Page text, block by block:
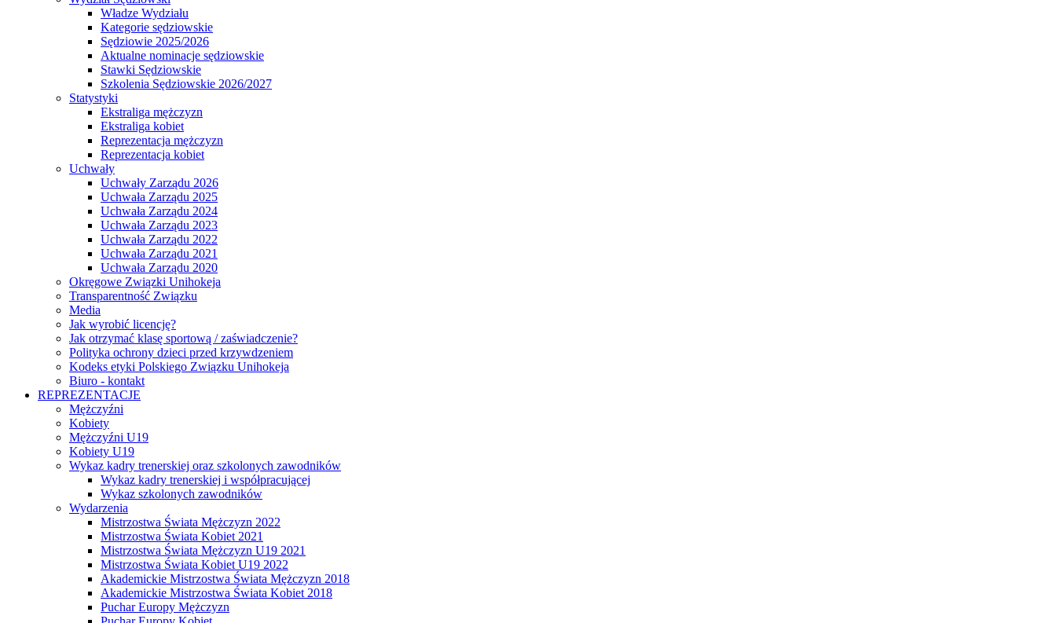
Władze Wydziału
Kategorie sędziowskie
Sędziowie 2025/2026
Aktualne nominacje sędziowskie
Stawki Sędziowskie
Szkolenia Sędziowskie 2026/2027
Statystyki
Ekstraliga mężczyzn
Ekstraliga kobiet
Reprezentacja mężczyzn
Reprezentacja kobiet
Uchwały
Uchwały Zarządu 2026
Uchwała Zarządu 2025
Uchwała Zarządu 2024
Uchwała Zarządu 2023
Uchwała Zarządu 2022
Uchwała Zarządu 2021
Uchwała Zarządu 2020
Okręgowe Związki Unihokeja
Transparentność Związku
Media
Jak wyrobić licencję?
Jak otrzymać klasę sportową / zaświadczenie?
Polityka ochrony dzieci przed krzywdzeniem
Kodeks etyki Polskiego Związku Unihokeja
Biuro - kontakt
REPREZENTACJE
Mężczyźni
Kobiety
Mężczyźni U19
Kobiety U19
Wykaz kadry trenerskiej oraz szkolonych zawodników
Wykaz kadry trenerskiej i współpracującej
Wykaz szkolonych zawodników
Wydarzenia
Mistrzostwa Świata Mężczyzn 2022
Mistrzostwa Świata Kobiet 2021
Mistrzostwa Świata Mężczyzn U19 2021
Mistrzostwa Świata Kobiet U19 2022
Akademickie Mistrzostwa Świata Mężczyzn 2018
Akademickie Mistrzostwa Świata Kobiet 2018
Puchar Europy Mężczyzn